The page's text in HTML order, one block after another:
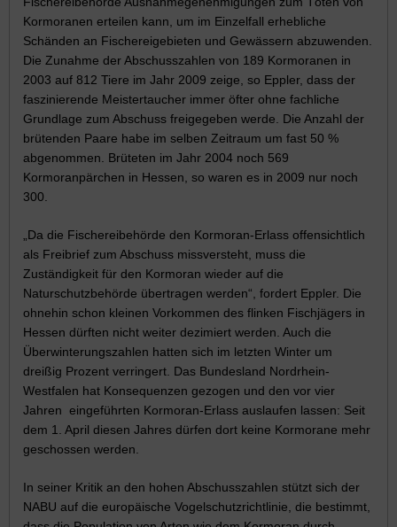
Kormoranen erteilen kann, um im Einzelfall erhebliche
Schänden an Fischereigebieten und Gewässern abzuwenden.
Die Zunahme der Abschusszahlen von 189 Kormoranen in
2003 auf 812 Tiere im Jahr 2009 zeige, so Eppler, dass der
faszinierende Meistertaucher immer öfter ohne fachliche
Grundlage zum Abschuss freigegeben werde. Die Anzahl der
brütenden Paare habe im selben Zeitraum um fast 50 %
abgenommen. Brüteten im Jahr 2004 noch 569
Kormoranpärchen in Hessen, so waren es in 2009 nur noch
300.
„Da die Fischereibehörde den Kormoran-Erlass offensichtlich
als Freibrief zum Abschuss missversteht, muss die
Zuständigkeit für den Kormoran wieder auf die
Naturschutzbehörde übertragen werden“, fordert Eppler. Die
ohnehin schon kleinen Vorkommen des flinken Fischjägers in
Hessen dürften nicht weiter dezimiert werden. Auch die
Überwinterungszahlen hatten sich im letzten Winter um
dreißig Prozent verringert. Das Bundesland Nordrhein-
Westfalen hat Konsequenzen gezogen und den vor vier
Jahren eingeführten Kormoran-Erlass auslaufen lassen: Seit
dem 1. April diesen Jahres dürfen dort keine Kormorane mehr
geschossen werden.
In seiner Kritik an den hohen Abschusszahlen stützt sich der
NABU auf die europäische Vogelschutzrichtlinie, die bestimmt,